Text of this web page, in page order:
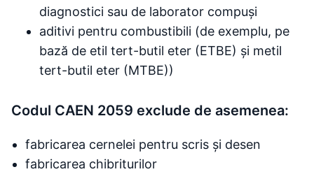
diagnostici sau de laborator compuși
aditivi pentru combustibili (de exemplu, pe
bază de etil tert-butil eter (ETBE) și metil
tert-butil eter (MTBE))
Codul CAEN 2059 exclude de asemenea:
fabricarea cernelei pentru scris și desen
fabricarea chibriturilor